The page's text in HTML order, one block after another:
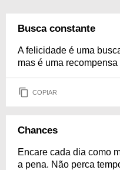
Busca constante
A felicidade é uma
mas é uma
COPIAR
Chances
Encare cada dia como
a pena. Não perca